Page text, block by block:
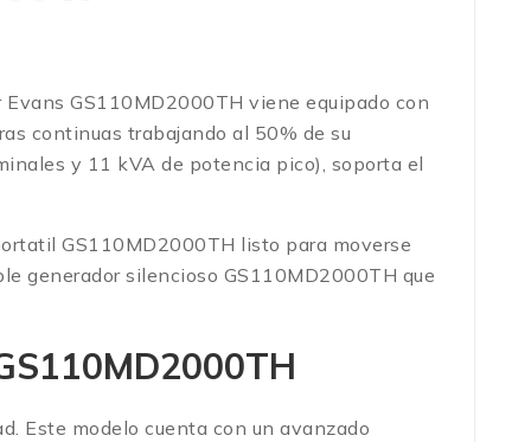
GS110MD2000TH viene equipado con
continuas trabajando al 50% de su
y 11 kVA de potencia pico), soporta el
GS110MD2000TH listo para moverse
generador silencioso GS110MD2000TH que
Este modelo cuenta con un avanzado